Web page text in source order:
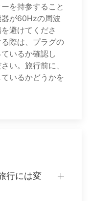
を持参すること
が60Hzの周波
避けてくださ
際は、プラグの
いるか確認し
い。旅行前に、
いるかどうかを
行には変